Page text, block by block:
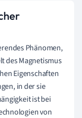
Phänomen,
des Magnetismus
Eigenschaften
in der sie
ist bei
von